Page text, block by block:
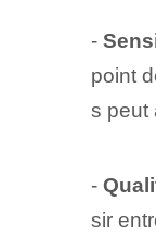
-
point
s peut
-
sir